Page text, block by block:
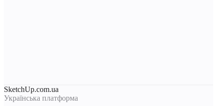
SketchUp.com.ua
Українська платформа